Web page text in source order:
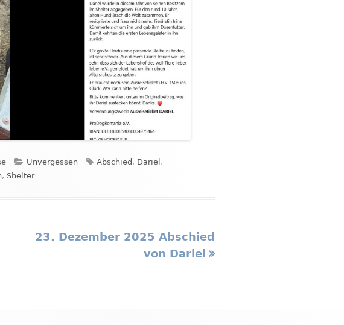
Kategorien
Unvergessen Schlagwörter
Abschied , Dariel ,
, Shelter
Nächster
23. Dezember 2025 Abschied
von Dariel